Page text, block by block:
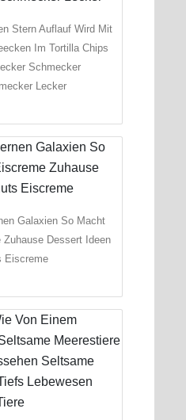
Stern Auflauf Wird Mit
Im Tortilla Chips
Schmecker
Lecker
Galaxien So Macht
Dessert Ideen
Eiscreme